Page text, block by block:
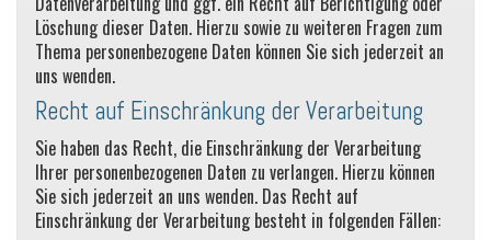
Löschung dieser Daten. Hierzu sowie zu weiteren Fragen zum
Thema personenbezogene Daten können Sie sich jederzeit an
uns wenden.
Recht auf Einschränkung der Verarbeitung
Sie haben das Recht, die Einschränkung der Verarbeitung
Ihrer personenbezogenen Daten zu verlangen. Hierzu können
Sie sich jederzeit an uns wenden. Das Recht auf
Einschränkung der Verarbeitung besteht in folgenden Fällen: